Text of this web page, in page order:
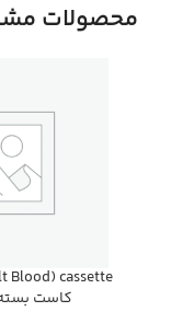
محصولات
Blood) cassette
كاست بسته 25